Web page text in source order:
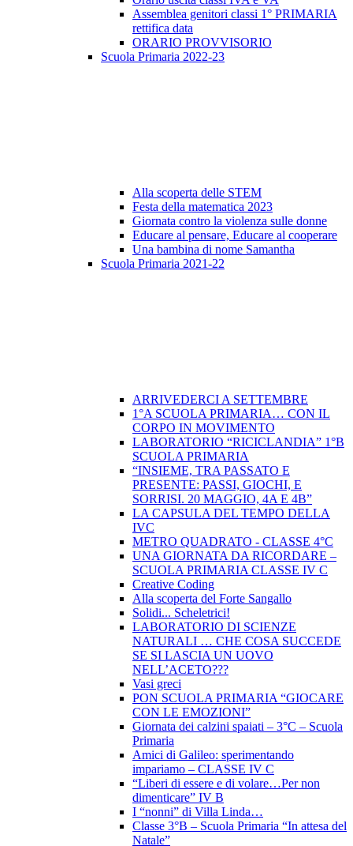
Assemblea genitori classi 1° PRIMARIA
rettifica data
ORARIO PROVVISORIO
Scuola Primaria 2022-23
Alla scoperta delle STEM
Festa della matematica 2023
Giornata contro la violenza sulle donne
Educare al pensare, Educare al cooperare
Una bambina di nome Samantha
Scuola Primaria 2021-22
ARRIVEDERCI A SETTEMBRE
1°A SCUOLA PRIMARIA… CON IL
CORPO IN MOVIMENTO
LABORATORIO “RICICLANDIA” 1°B
SCUOLA PRIMARIA
“INSIEME, TRA PASSATO E
PRESENTE: PASSI, GIOCHI, E
SORRISI. 20 MAGGIO, 4A E 4B”
LA CAPSULA DEL TEMPO DELLA
IVC
METRO QUADRATO - CLASSE 4°C
UNA GIORNATA DA RICORDARE –
SCUOLA PRIMARIA CLASSE IV C
Creative Coding
Alla scoperta del Forte Sangallo
Solidi... Scheletrici!
LABORATORIO DI SCIENZE
NATURALI … CHE COSA SUCCEDE
SE SI LASCIA UN UOVO
NELL’ACETO???
Vasi greci
PON SCUOLA PRIMARIA “GIOCARE
CON LE EMOZIONI”
Giornata dei calzini spaiati – 3°C – Scuola
Primaria
Amici di Galileo: sperimentando
impariamo – CLASSE IV C
“Liberi di essere e di volare…Per non
dimenticare” IV B
I “nonni” di Villa Linda…
Classe 3°B – Scuola Primaria “In attesa del
Natale”